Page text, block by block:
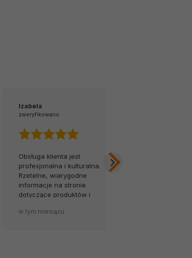
Izabela
zweryfikowano
Obsługa klienta jest
profesjonalna i kulturalna.
Rzetelne, wiarygodne
informacje na stronie
dotyczące produktów i
atut sklepu. 💪🔥
w tym miesiącu